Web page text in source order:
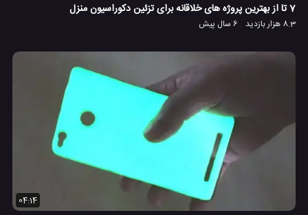
7 تا از بهترین پروژه های خلاقانه برای تزئین دکوراسیون منزل
8.3 هزار بازدید 6 سال پیش
04:14